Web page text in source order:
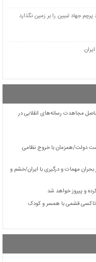
جهاد تبیین را بر زمین نگذارد
مجاهدت رسانه‌های انقلابی در
دولت/همزمان با خروج نظامی
مهمات و درگیری با ایران/خشم و
و پیروز خواهد شد
تاکسی قشمی با همسر و کودک